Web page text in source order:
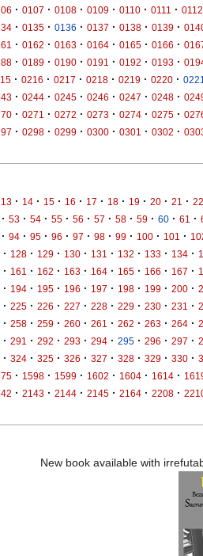
· 0107 · 0108 · 0109 · 0110 · 0111 · 0112
· 0135 · 0136 · 0137 · 0138 · 0139 ·
· 0162 · 0163 · 0164 · 0165 · 0166 ·
· 0189 · 0190 · 0191 · 0192 · 0193 ·
· 0216 · 0217 · 0218 · 0219 · 0220 · 0221
· 0244 · 0245 · 0246 · 0247 · 0248 ·
· 0271 · 0272 · 0273 · 0274 · 0275 ·
· 0298 · 0299 · 0300 · 0301 · 0302 ·
13 · 14 · 15 · 16 · 17 · 18 · 19 · 20 · 21 · 22
· 53 · 54 · 55 · 56 · 57 · 58 · 59 · 60 · 61 ·
· 94 · 95 · 96 · 97 · 98 · 99 · 100 · 101 ·
· 128 · 129 · 130 · 131 · 132 · 133 · 134 ·
· 161 · 162 · 163 · 164 · 165 · 166 · 167 ·
· 194 · 195 · 196 · 197 · 198 · 199 · 200 ·
· 225 · 226 · 227 · 228 · 229 · 230 · 231 ·
· 258 · 259 · 260 · 261 · 262 · 263 · 264 ·
· 291 · 292 · 293 · 294 · 295 · 296 · 297 ·
· 324 · 325 · 326 · 327 · 328 · 329 · 330 ·
· 1598 · 1599 · 1602 · 1604 · 1614 ·
· 2143 · 2144 · 2145 · 2164 · 2208 ·
New book available with